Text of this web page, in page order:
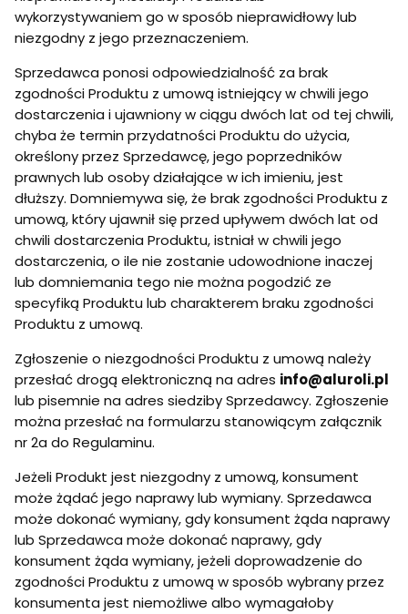
wykorzystywaniem go w sposób nieprawidłowy lub
niezgodny z jego przeznaczeniem.
Sprzedawca ponosi odpowiedzialność za brak
zgodności Produktu z umową istniejący w chwili jego
dostarczenia i ujawniony w ciągu dwóch lat od tej chwili,
chyba że termin przydatności Produktu do użycia,
określony przez Sprzedawcę, jego poprzedników
prawnych lub osoby działające w ich imieniu, jest
dłuższy. Domniemywa się, że brak zgodności Produktu z
umową, który ujawnił się przed upływem dwóch lat od
chwili dostarczenia Produktu, istniał w chwili jego
dostarczenia, o ile nie zostanie udowodnione inaczej
lub domniemania tego nie można pogodzić ze
specyfiką Produktu lub charakterem braku zgodności
Produktu z umową.
Zgłoszenie o niezgodności Produktu z umową należy
przesłać drogą elektroniczną na adres info@aluroli.pl
lub pisemnie na adres siedziby Sprzedawcy. Zgłoszenie
można przesłać na formularzu stanowiącym załącznik
nr 2a do Regulaminu.
Jeżeli Produkt jest niezgodny z umową, konsument
może żądać jego naprawy lub wymiany. Sprzedawca
może dokonać wymiany, gdy konsument żąda naprawy
lub Sprzedawca może dokonać naprawy, gdy
konsument żąda wymiany, jeżeli doprowadzenie do
zgodności Produktu z umową w sposób wybrany przez
konsumenta jest niemożliwe albo wymagałoby